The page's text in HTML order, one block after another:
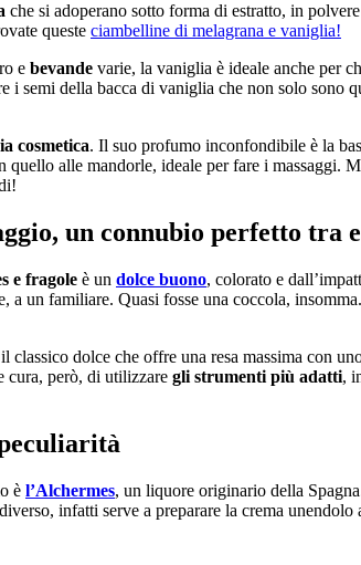
che si adoperano sotto forma di estratto, in
queste ciambelline di melagrana e vaniglia!
e bevande varie, la vaniglia è ideale anche per
i semi della bacca di vaniglia che non solo
cosmetica. Il suo profumo inconfondibile è la
alle mandorle, ideale per fare i massaggi.
un connubio perfetto tra
e fragole è un dolce buono, colorato e
a un familiare. Quasi fosse una coccola,
classico dolce che offre una resa massima con
cura, però, di utilizzare gli strumenti più adatti,
è l’Alchermes, un liquore originario della
infatti serve a preparare la crema